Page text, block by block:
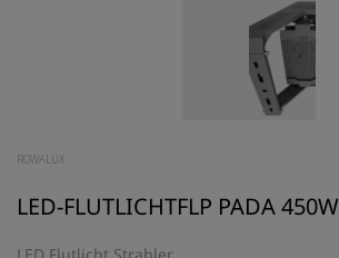
ROWALUX
LED-FLUTLICHTFLP PADA 450W
LED Flutlicht Strahler